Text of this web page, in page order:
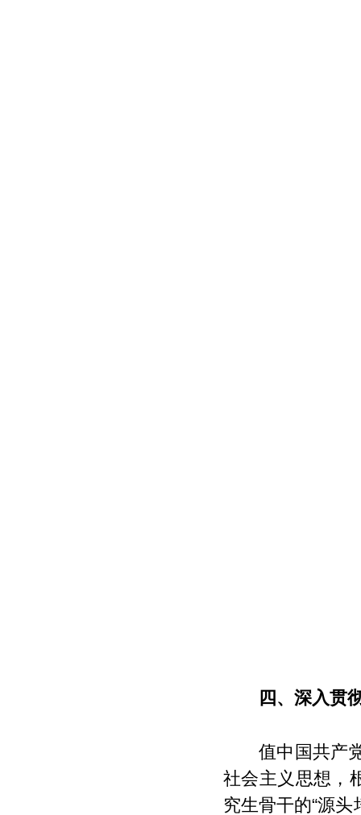
四、深入贯
值中国共产
社会主义思想，
究生骨干的“源